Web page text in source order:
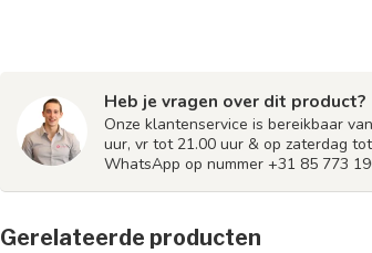
Heb je vragen over dit product?
Onze klantenservice is bereikbaar
uur, vr tot 21.00 uur & op zaterdag
WhatsApp op nummer +31 85 773
Gerelateerde producten